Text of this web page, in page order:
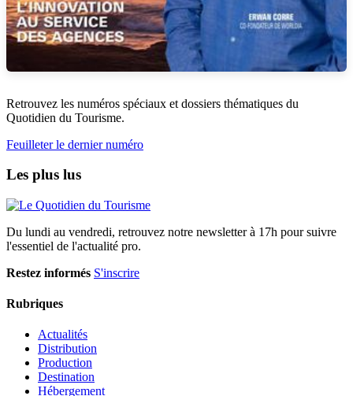
Retrouvez les numéros spéciaux et dossiers thématiques du
Quotidien du Tourisme.
Feuilleter le dernier numéro
Les plus lus
Du lundi au vendredi, retrouvez notre newsletter à 17h pour suivre
l'essentiel de l'actualité pro.
Restez informés S'inscrire
Rubriques
Actualités
Distribution
Production
Destination
Hébergement